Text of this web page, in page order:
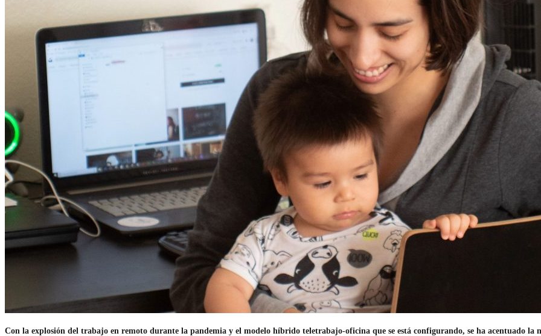
Con la explosión del trabajo en remoto durante la pandemia y el modelo híbrido teletrabajo-oficina que se está configurando, se ha acentuado